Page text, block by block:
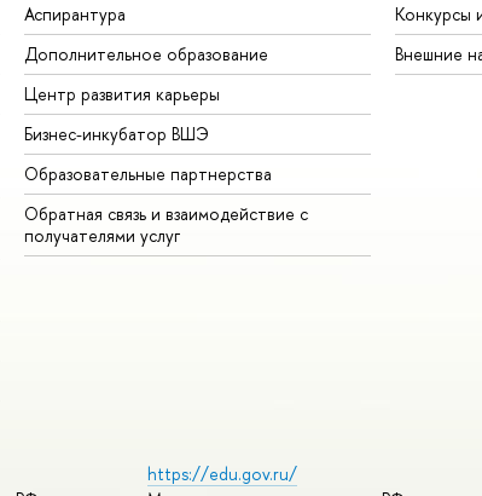
Аспирантура
Дополнительное образование
Центр развития карьеры
Бизнес-инкубатор ВШЭ
Образовательные партнерства
Обратная связь и взаимодействие с
получателями услуг
Конкурсы
Внешние
https://edu.gov.ru/